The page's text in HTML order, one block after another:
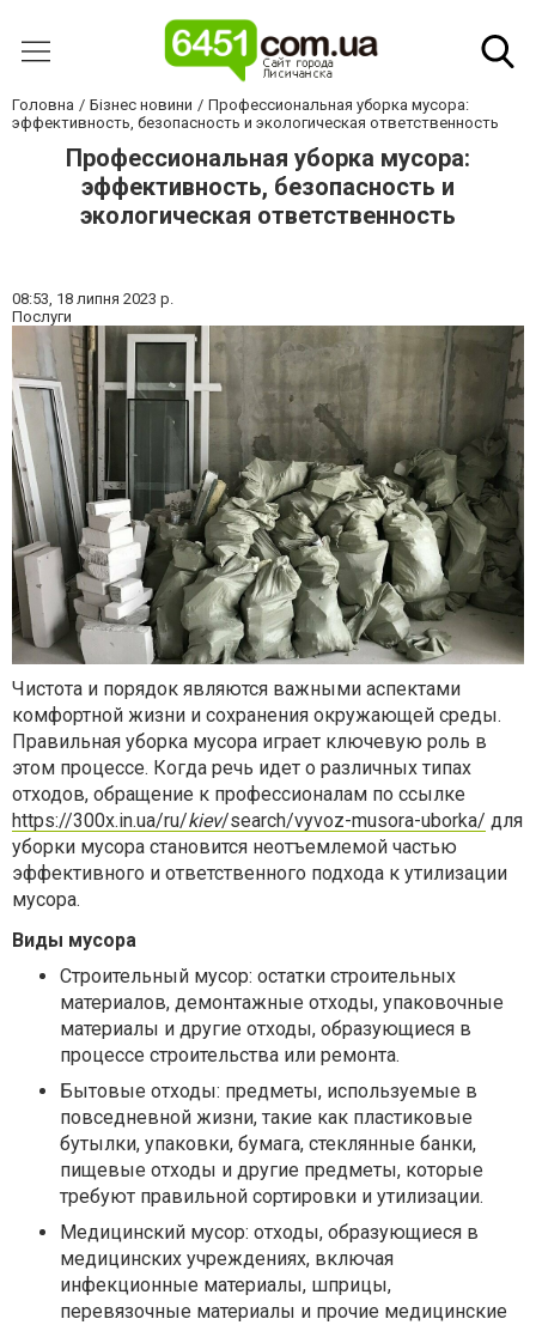
Головна Бізнес новини
Профессиональная уборка мусора:
эффективность, безопасность и экологическая ответственность
Профессиональная уборка мусора:
эффективность, безопасность и
экологическая ответственность
08:53, 18 липня 2023 р.
Послуги
Чистота и порядок являются важными аспектами
комфортной жизни и сохранения окружающей среды.
Правильная уборка мусора играет ключевую роль в
этом процессе. Когда речь идет о различных типах
отходов, обращение к профессионалам по ссылке
https://300x.in.ua/ru/kiev/search/vyvoz-musora-uborka/ для
уборки мусора становится неотъемлемой частью
эффективного и ответственного подхода к утилизации
мусора.
Виды мусора
Строительный мусор: остатки строительных
материалов, демонтажные отходы, упаковочные
материалы и другие отходы, образующиеся в
процессе строительства или ремонта.
Бытовые отходы: предметы, используемые в
повседневной жизни, такие как пластиковые
бутылки, упаковки, бумага, стеклянные банки,
пищевые отходы и другие предметы, которые
требуют правильной сортировки и утилизации.
Медицинский мусор: отходы, образующиеся в
медицинских учреждениях, включая
инфекционные материалы, шприцы,
перевязочные материалы и прочие медицинские